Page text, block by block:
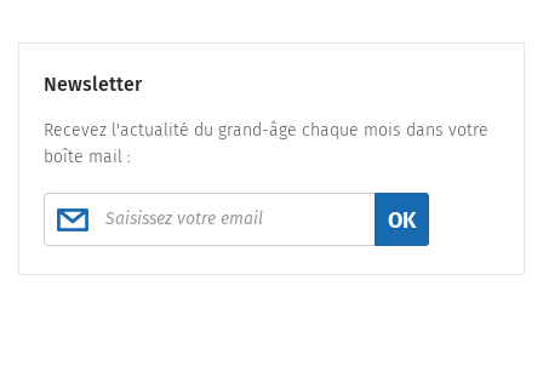
Newsletter
Recevez l'actualité du grand-âge chaque mois dans votre
boîte mail :
OK